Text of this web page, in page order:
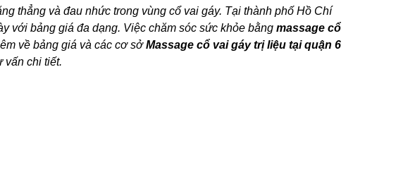
thẳng và đau nhức trong vùng cổ vai gáy. Tại thành phố Hồ Chí
với bảng giá đa dạng. Việc chăm sóc sức khỏe bằng massage cổ
về bảng giá và các cơ sởMassage cổ vai gáy trị liệu tại quận 6
vấn chi tiết.